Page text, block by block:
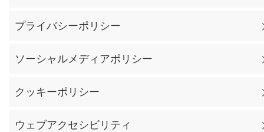
プライバシーポリシー
ソーシャルメディアポリシー
クッキーポリシー
ウェブアクセシビリティ